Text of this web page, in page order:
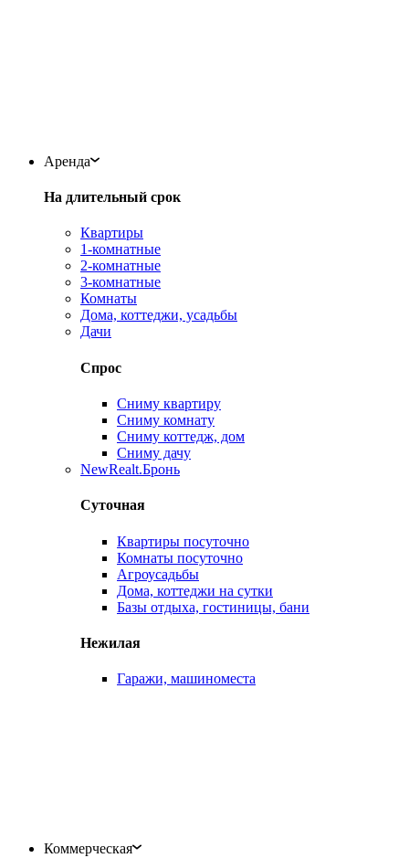
Аренда
На длительный срок
Квартиры
1-комнатные
2-комнатные
3-комнатные
Комнаты
Дома, коттеджи, усадьбы
Дачи
Спрос
Сниму квартиру
Сниму комнату
Сниму коттедж, дом
Сниму дачу
NewRealt.Бронь
Суточная
Квартиры посуточно
Комнаты посуточно
Агроусадьбы
Дома, коттеджи на сутки
Базы отдыха, гостиницы, бани
Нежилая
Гаражи, машиноместа
Коммерческая